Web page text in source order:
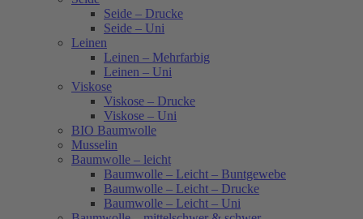
Seide – Drucke
Seide – Uni
Leinen
Leinen – Mehrfarbig
Leinen – Uni
Viskose
Viskose – Drucke
Viskose – Uni
BIO Baumwolle
Musselin
Baumwolle – leicht
Baumwolle – Leicht – Buntgewebe
Baumwolle – Leicht – Drucke
Baumwolle – Leicht – Uni